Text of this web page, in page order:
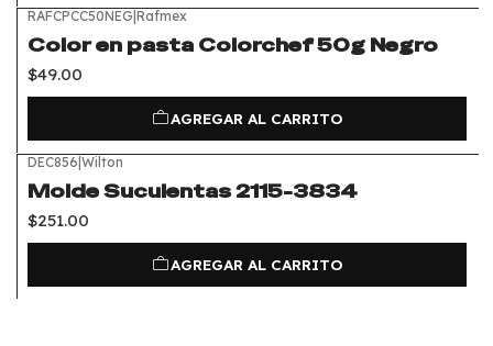
RAFCPCC50NEG Rafmex
Color en pasta Colorchef 50g Negro
$49.00
AGREGAR AL CARRITO
DEC856 Wilton
Molde Suculentas 2115-3834
$251.00
AGREGAR AL CARRITO